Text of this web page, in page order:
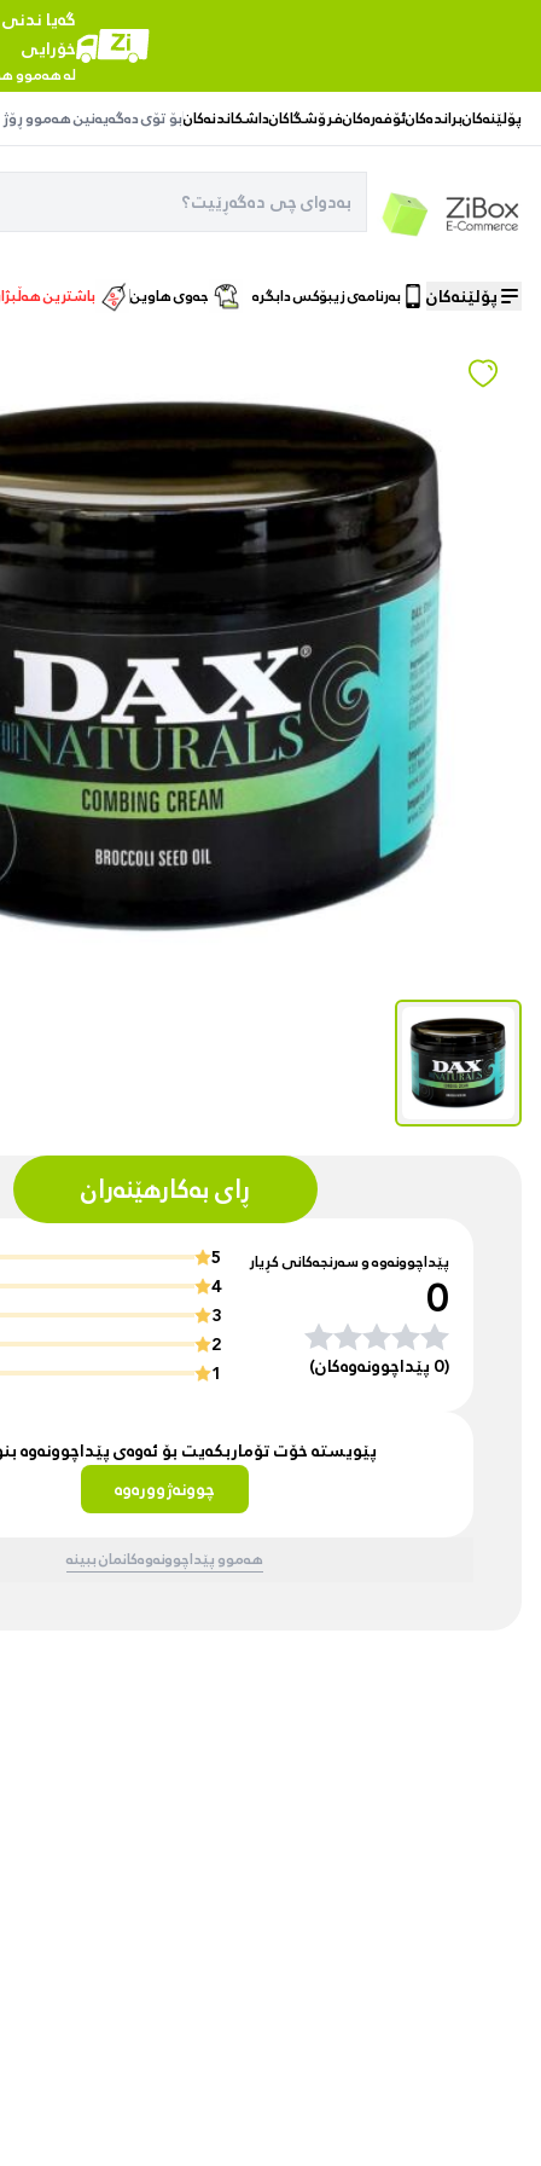
گەیا ندنی
خۆرایی
لە هەموو
پۆلێنەکانبراندەکانئۆفەرەکانفرۆشگاکانداشکاندنەکانبۆ تۆی دەگەیەنینهەموو ڕۆژ
پۆلێنەکان بەرنامەی زیبۆکس دابگرە جەوی هاوین باشترین ماڵەوە/چاودێری قژ/ کریمی داکس بۆ شانەکردنی قژ – بە ڕۆنی تۆوی برۆکلی – بۆ نەرمکردن و کردنوەی گڕی قژ
ڕای بەکارهێنەران
پێداچوونەوە و سەرنجەکانی کڕیار
0
(0 پێداچوونەوەکان)
5
4
3
2
1
پێویستە خۆت تۆماربکەیت بۆ ئەوەی پێداچوونەوە
چوونەژوورەوە
هەموو پێداچوونەوەکانمان ببینە